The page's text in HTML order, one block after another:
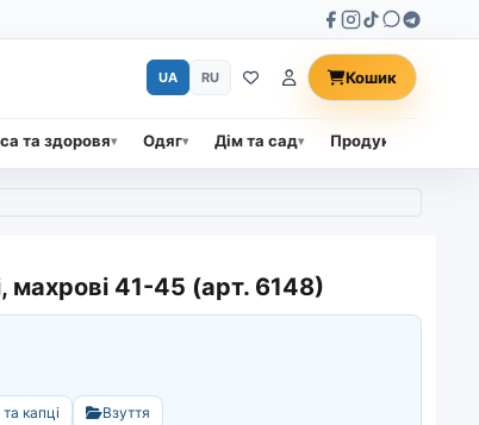
та здоровя Одяг Дім та сад Продукти
UA RU Кошик
махрові 41-45 (арт. 6148)
капці Взуття